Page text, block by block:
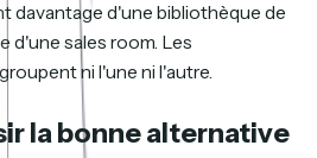
davantage d'une bibliothèque de
d'une sales room. Les
ni l'une ni l'autre.
la bonne alternative